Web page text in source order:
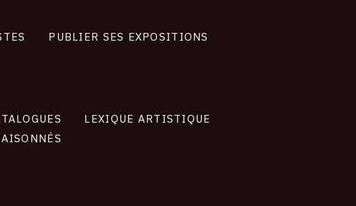
PUBLIER SES EXPOSITIONS
LEXIQUE ARTISTIQUE